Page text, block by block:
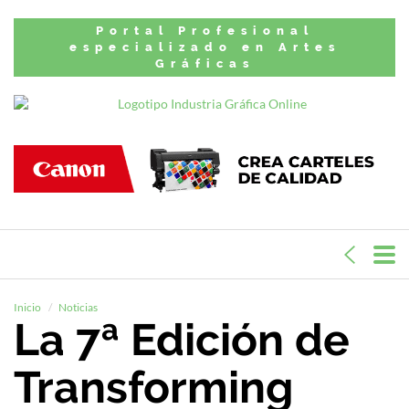
Portal Profesional
especializado en Artes
Gráficas
Inicio Noticias
La 7ª Edición de
Transforming